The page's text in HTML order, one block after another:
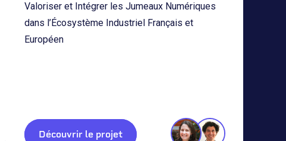
Valoriser et Intégrer les Jumeaux Numériques
dans l’Écosystème Industriel Français et
Européen
Découvrir le projet